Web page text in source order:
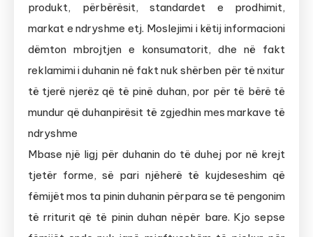
produkt, përbërësit, standardet e prodhimit,
markat e ndryshme etj. Moslejimi i këtij informacioni
dëmton mbrojtjen e konsumatorit, dhe në fakt
reklamimi i duhanin në fakt nuk shërben për të nxitur
të tjerë njerëz që të pinë duhan, por për të bërë të
mundur që duhanpirësit të zgjedhin mes markave të
ndryshme
Mbase një ligj për duhanin do të duhej por në krejt
tjetër forme, së pari njëherë të kujdeseshim që
fëmijët mos ta pinin duhanin përpara se të pengonim
të rriturit që të pinin duhan nëpër bare. Kjo sepse